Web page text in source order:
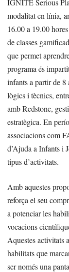
IGNITE Serious
modalitat en línia,
16.00 a 19.00
de classes
que permet
programa és
infants a partir de 8
lògics i tècnics,
amb Redstone,
estratègica. En
associacions com
d’Ajuda a Infants i
tipus d’activitats.
Amb aquestes
reforça el seu
a potenciar les
vocacions
Aquestes activitats
habilitats que
ser només una